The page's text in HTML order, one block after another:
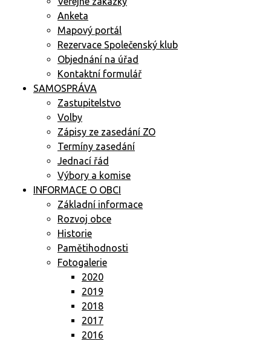
Anketa
Mapový portál
Rezervace Společenský klub
Objednání na úřad
Kontaktní formulář
SAMOSPRÁVA
Zastupitelstvo
Volby
Zápisy ze zasedání ZO
Termíny zasedání
Jednací řád
Výbory a komise
INFORMACE O OBCI
Základní informace
Rozvoj obce
Historie
Pamětihodnosti
Fotogalerie
2020
2019
2018
2017
2016